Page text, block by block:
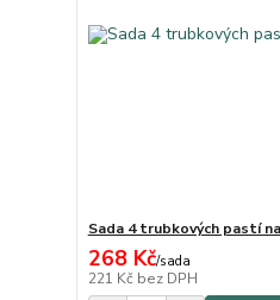
Sada 4 trubkových pastí
268 Kč/sada
221 Kč bez DPH